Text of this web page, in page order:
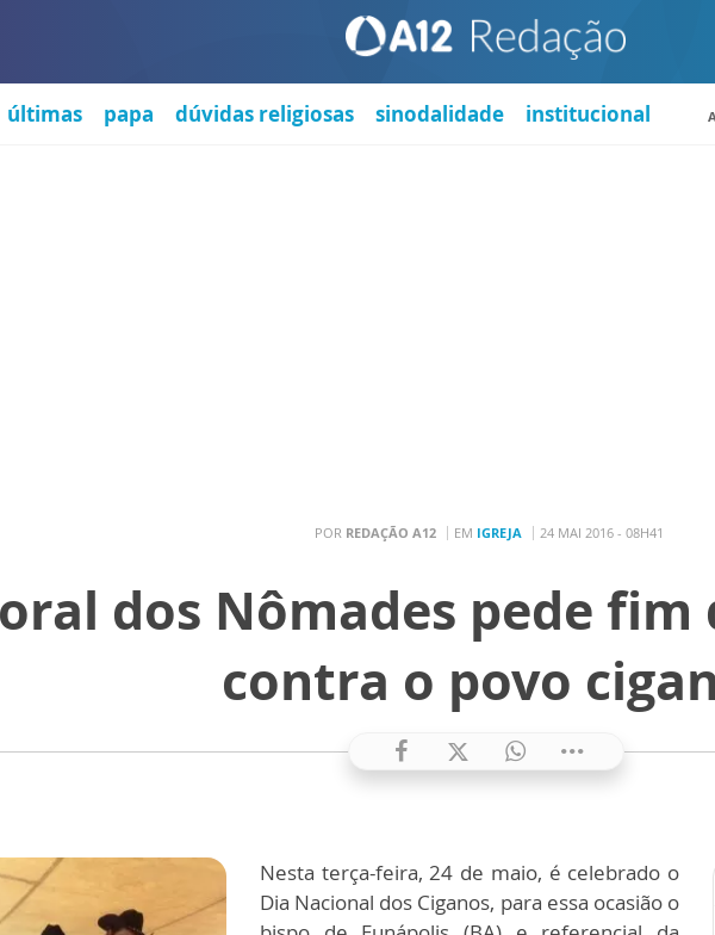
últimas papa dúvidas religiosas sinodalidade institucional
POR REDAÇÃO A12 EM IGREJA 24 MAI 2016 - 08H41
dos Nômades pede
contra o povo
Nesta terça-feira, 24 de maio, é celebrado o
Dia Nacional dos Ciganos, para essa ocasião o